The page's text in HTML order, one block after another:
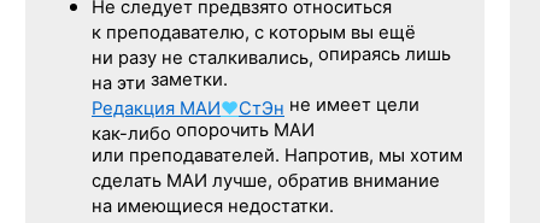
Не следует предвзято относиться
к преподавателю, с которым вы ещё
ни разу не сталкивались, опираясь лишь
на эти заметки.
Редакция МАИ♥СтЭн не имеет цели
как-либо опорочить МАИ
или преподавателей. Напротив, мы хотим
сделать МАИ лучше, обратив внимание
на имеющиеся недостатки.